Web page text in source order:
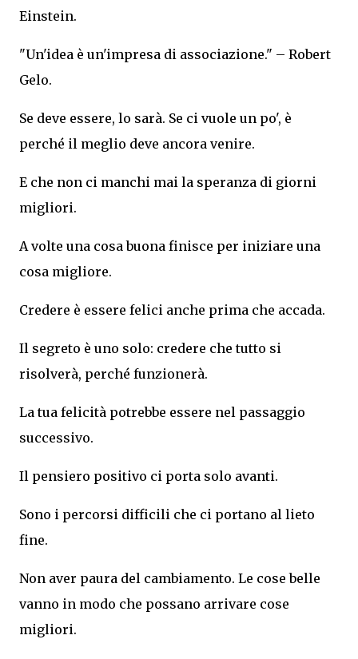
Einstein.
"Un'idea è un'impresa di associazione." – Robert
Gelo.
Se deve essere, lo sarà. Se ci vuole un po', è
perché il meglio deve ancora venire.
E che non ci manchi mai la speranza di giorni
migliori.
A volte una cosa buona finisce per iniziare una
cosa migliore.
Credere è essere felici anche prima che accada.
Il segreto è uno solo: credere che tutto si
risolverà, perché funzionerà.
La tua felicità potrebbe essere nel passaggio
successivo.
Il pensiero positivo ci porta solo avanti.
Sono i percorsi difficili che ci portano al lieto
fine.
Non aver paura del cambiamento. Le cose belle
vanno in modo che possano arrivare cose
migliori.